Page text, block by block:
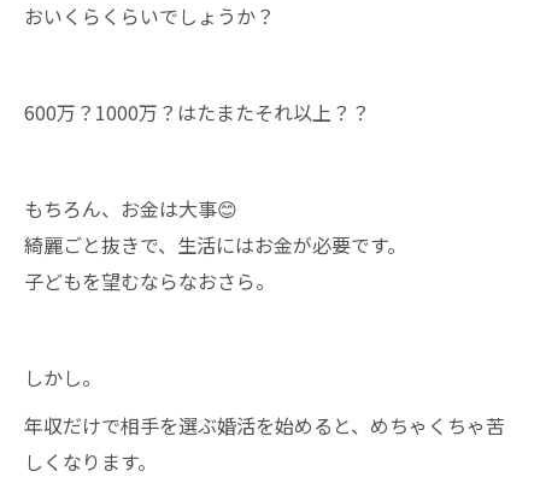
おいくらくらいでしょうか？
600万？1000万？はたまたそれ以上？？
もちろん、お金は大事😊
綺麗ごと抜きで、生活にはお金が必要です。
子どもを望むならなおさら。
しかし。
年収だけで相手を選ぶ婚活を始めると、めちゃくちゃ苦
しくなります。